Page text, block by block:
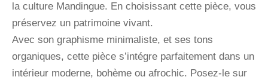
la culture Mandingue. En choisissant cette pièce, vous
préservez un patrimoine vivant.
Avec son graphisme minimaliste, et ses tons
organiques, cette pièce s’intégre parfaitement dans un
intérieur moderne, bohème ou afrochic. Posez-le sur